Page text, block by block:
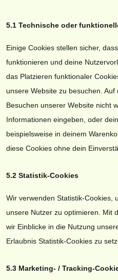
5.1 Technische oder
Einige Cookies stellen sicher,
funktionieren und deine
das Platzieren funktionaler
unsere Website zu besuchen.
Besuchen unserer Website nicht
Informationen eingeben, oder
beispielsweise in deinem
diese Cookies ohne dein
5.2 Statistik-Cookies
Wir verwenden Statistik-Cookies,
unsere Nutzer zu optimieren. Mit
wir Einblicke in die Nutzung
Erlaubnis Statistik-Cookies zu
5.3 Marketing- / Tracking-